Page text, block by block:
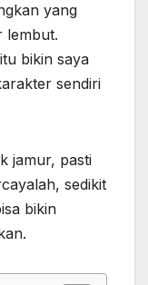
yang
lembut.
bikin saya
sendiri
jamur, pasti
sedikit
bikin